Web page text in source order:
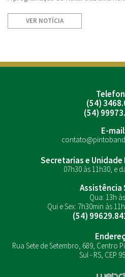
VER NOTÍCIA
(54)
(54)
E-
Secretarias e Unidade
07h30 às 11h30, e
Assistência
Qua: 13h
Qui e Sex: 7h30min às
(54)
Rua Sete de Setembro, 689, Centro
Sul - RS, CEP